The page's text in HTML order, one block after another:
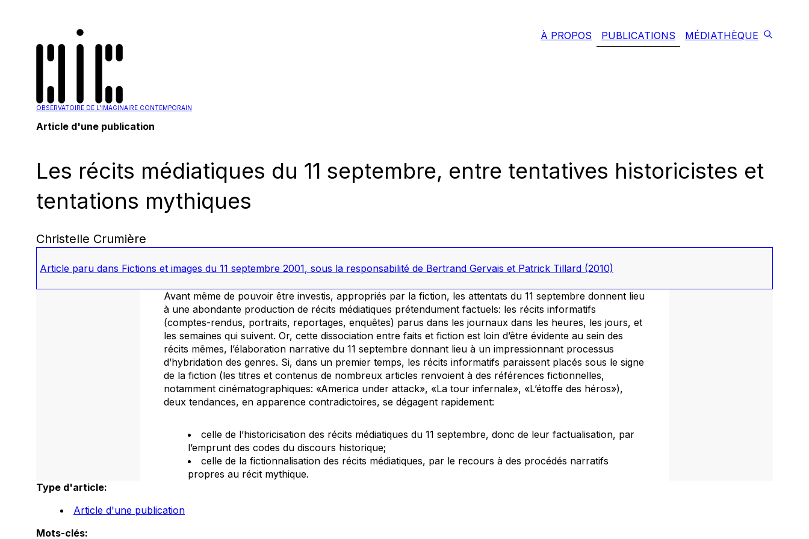
OBSERVATOIRE DE L'IMAGINAIRE CONTEMPORAIN
À PROPOS PUBLICATIONS MÉDIATHÈQUE
Article d'une publication
Les récits médiatiques du 11 septembre, entre tentatives historicistes et
tentations mythiques
Christelle Crumière
Article paru dans Fictions et images du 11 septembre 2001, sous la responsabilité de Bertrand Gervais et Patrick Tillard (2010)
Avant même de pouvoir être investis, appropriés par la fiction, les attentats du 11 septembre donnent lieu
à une abondante production de récits médiatiques prétendument factuels: les récits informatifs
(comptes-rendus, portraits, reportages, enquêtes) parus dans les journaux dans les heures, les jours, et
les semaines qui suivent. Or, cette dissociation entre faits et fiction est loin d’être évidente au sein des
récits mêmes, l’élaboration narrative du 11 septembre donnant lieu à un impressionnant processus
d’hybridation des genres. Si, dans un premier temps, les récits informatifs paraissent placés sous le signe
de la fiction (les titres et contenus de nombreux articles renvoient à des références fictionnelles,
notamment cinématographiques: «America under attack», «La tour infernale», «L’étoffe des héros»),
deux tendances, en apparence contradictoires, se dégagent rapidement:
celle de l’historicisation des récits médiatiques du 11 septembre, donc de leur factualisation, par
l’emprunt des codes du discours historique;
celle de la fictionnalisation des récits médiatiques, par le recours à des procédés narratifs
propres au récit mythique.
Type d'article:
Article d'une publication
Mots-clés: